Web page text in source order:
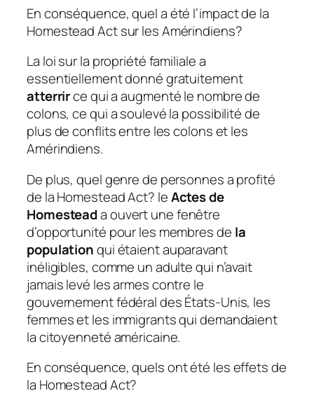
En conséquence, quel a été l’impact de la
Homestead Act sur les Amérindiens?
La loi sur la propriété familiale a
essentiellement donné gratuitement
atterrirce qui a augmenté le nombre de
colons, ce qui a soulevé la possibilité de
plus de conflits entre les colons et les
Amérindiens.
De plus, quel genre de personnes a profité
de la Homestead Act? leActes de
Homesteada ouvert une fenêtre
d’opportunité pour les membres de la
populationqui étaient auparavant
inéligibles, comme un adulte qui n’avait
jamais levé les armes contre le
gouvernement fédéral des États-Unis, les
femmes et les immigrants qui demandaient
la citoyenneté américaine.
En conséquence, quels ont été les effets de
la Homestead Act?